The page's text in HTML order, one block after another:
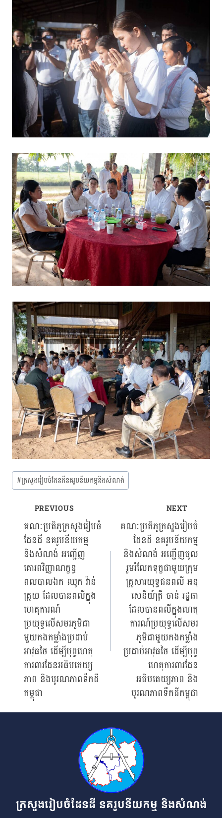
Post
Tags:
#ក្រសួងរៀបចំដែនដីនគរូបនីយកម្មនិងសំណង់
Post
navigation
PREVIOUS
គណៈប្រតិភូក្រសួងរៀបចំ
ដែនដី នគរូបនីយកម្ម
និងសំណង់ អញ្ជើញ
គោរពវិញ្ញាណក្ខន្ធ​​​​
ពលបាលឯក ឈូក វ៉ាន់
ត្រួយ ដែលបានពលីក្នុង
ហេតុការណ៍
ប្រយុទ្ធលេីសមរភូមិជា
មួយកងកម្លាំងប្រដាប់
អាវុធថៃ ដេីម្បីបុព្វហេតុ
ការពារដែនអធិបតេយ្យ
ភាព និងបូរណភាពទឹកដី
កម្ពុជា
NEXT
គណៈប្រតិភូក្រសួងរៀបចំ
ដែនដី នគរូបនីយកម្ម
និងសំណង់ អញ្ជើញចូល
រួមរំលែកទុក្ខជាមួយក្រុម
គ្រួសារ​​យុទ្ធជនពលី​​​​ អនុ
សេនីយ៍ត្រី ចាន់ រដ្ឋធា
ដែលបានពលីក្នុងហេតុ
ការណ៍ប្រយុទ្ធលេីសមរ
ភូមិជាមួយកងកម្លាំង
ប្រដាប់អាវុធថៃ ដេីម្បីបុព្វ
ហេតុការពារដែន
អធិបតេយ្យភាព និង
បូរណភាពទឹកដីកម្ពុជា
ក្រសួងរៀបចំដែនដី នគរូបនីយកម្ម និងសំណង់